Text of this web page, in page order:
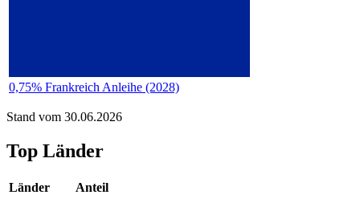
0,75% Frankreich Anleihe (2028)
Stand vom 30.06.2026
Top Länder
Länder Anteil